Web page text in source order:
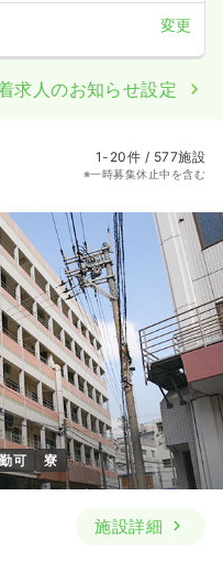
変更
求人のお知らせ設定
1-20件 / 577施設
※一時募集休止中を含む
可 寮
施設詳細